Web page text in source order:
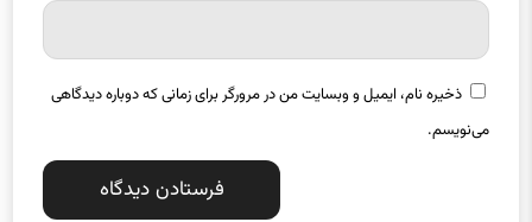
ایمیل
ذخیره نام، ایمیل و وبسایت من در مرورگر برای زمانی که دوباره دیدگاهی